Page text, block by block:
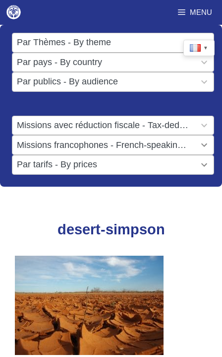
Aller
au
contenu
MENU
▼
Par Thèmes - By theme
17
results
available
Par pays - By country
50
results
available
Par publics - By audience
results
Missions avec réduction fiscale - Tax-deductible missions
result
available
Missions francophones - French-speaking missions
result
available
Par tarifs - By prices
results
available
desert-simpson